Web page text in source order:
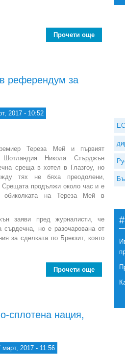
Прочети още
about
референдум за
2017 - 10:52
Тереза Мей и първият
Никола Стърджън
среща в хотел в Глазгоу, но
тях не бяха преодолени,
Срещата продължи около час и е
на Тереза Мей в
заяви пред журналисти, че
сърдечна, но е разочарована от
за сделката по Брекзит, която
Прочети още about
сплотена нация,
март, 2017 - 11:56
ЕС